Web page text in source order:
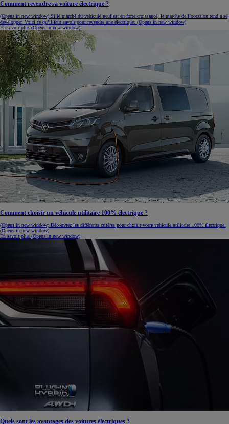
Comment revendre sa voiture électrique ?
(Opens in new window) Si le marché du véhicule neuf est en forte croissance, le marché de l’occasion tend à se
développer. Voici ce qu’il faut savoir pour revendre une électrique. (Opens in new window)
En savoir plus (Opens in new window)
Comment choisir un véhicule utilitaire 100% électrique ?
(Opens in new window) Découvrez les différents critères pour choisir votre véhicule utilitaire 100% électrique.
(Opens in new window)
En savoir plus (Opens in new window)
Quels sont les avantages des voitures électriques ?